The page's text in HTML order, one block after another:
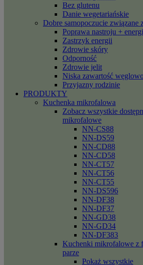
Bez glutenu
Danie wegetariańskie
Dobre samopoczucie związane
Poprawa nastroju +
Zastrzyk energii
Zdrowie skóry
Odporność
Zdrowie jelit
Niska zawartość
Przyjazny rodzinie
PRODUKTY
Kuchenka mikrofalowa
Zobacz wszystkie
mikrofalowe
NN-CS88
NN-DS59
NN-CD88
NN-CD58
NN-CT57
NN-CT56
NN-CT55
NN-DS596
NN-DF38
NN-DF37
NN-GD38
NN-GD34
NN-DF383
Kuchenki mikrofalowe z
parze
Pokaż wszystkie